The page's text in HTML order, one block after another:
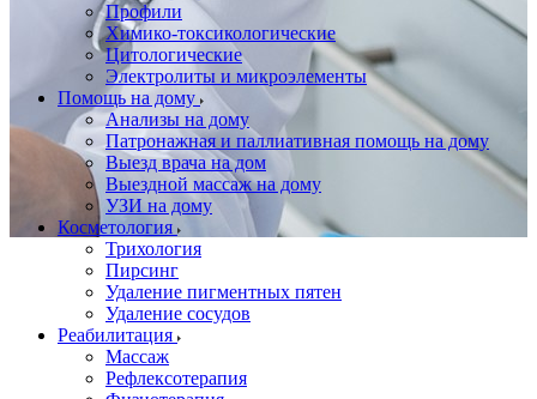
Профили
Химико-токсикологические
Цитологические
Электролиты и микроэлементы
Помощь на дому
Анализы на дому
Патронажная и паллиативная помощь на дому
Выезд врача на дом
Выездной массаж на дому
УЗИ на дому
Косметология
Трихология
Пирсинг
Удаление пигментных пятен
Удаление сосудов
Реабилитация
Массаж
Рефлексотерапия